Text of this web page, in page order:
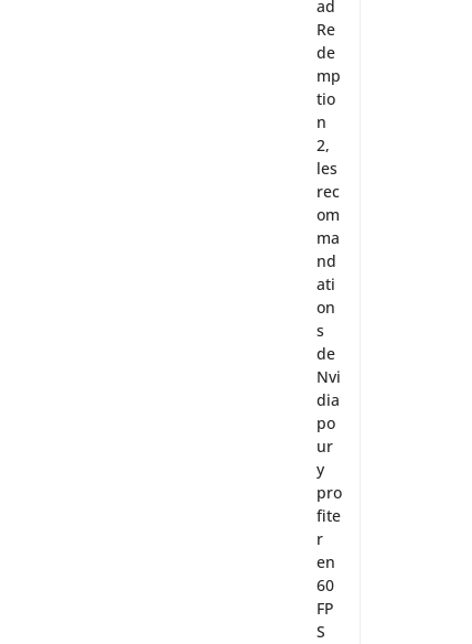
ad
Re
de
mp
tio
n
2,
les
rec
om
ma
nd
ati
on
s
de
Nvi
dia
po
ur
y
pro
fite
r
en
60
FP
S